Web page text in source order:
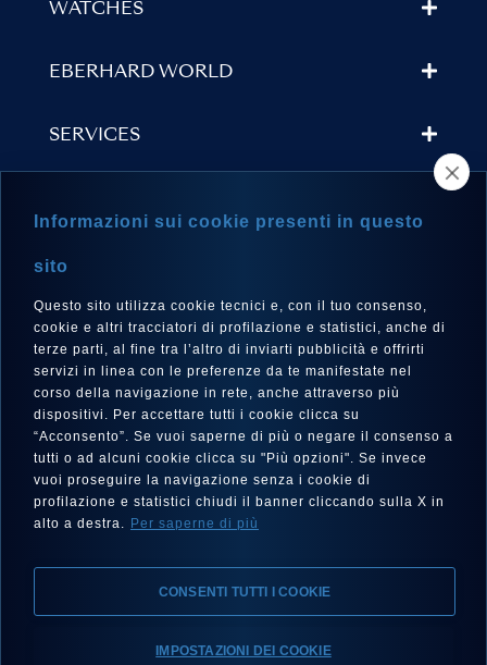
WATCHES
EBERHARD WORLD
SERVICES
LANGUAGE
English
FOLLOW US
Informazioni sui cookie presenti in questo
sito
Questo sito utilizza cookie tecnici e, con il tuo consenso,
cookie e altri tracciatori di profilazione e statistici, anche di
terze parti, al fine tra l’altro di inviarti pubblicità e offrirti
servizi in linea con le preferenze da te manifestate nel
corso della navigazione in rete, anche attraverso più
dispositivi. Per accettare tutti i cookie clicca su
“Acconsento”. Se vuoi saperne di più o negare il consenso a
tutti o ad alcuni cookie clicca su "Più opzioni". Se invece
vuoi proseguire la navigazione senza i cookie di
profilazione e statistici chiudi il banner cliccando sulla X in
alto a destra. Per saperne di più
CONSENTI TUTTI I COOKIE
IMPOSTAZIONI DEI COOKIE